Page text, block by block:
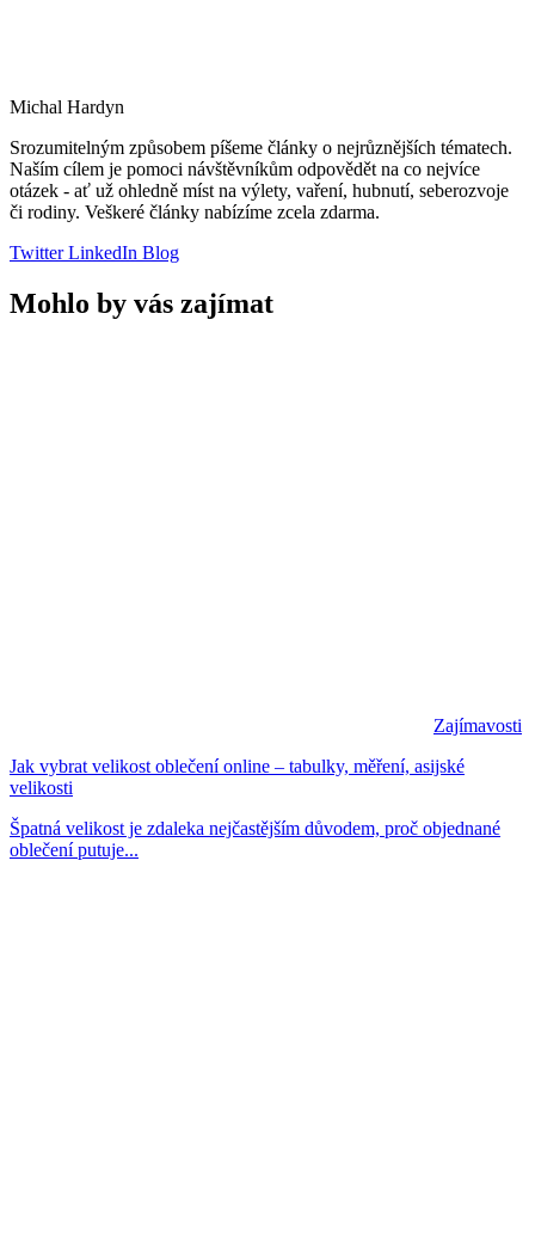
Michal Hardyn
Srozumitelným způsobem píšeme články o nejrůznějších tématech.
Naším cílem je pomoci návštěvníkům odpovědět na co nejvíce
otázek - ať už ohledně míst na výlety, vaření, hubnutí, seberozvoje
či rodiny. Veškeré články nabízíme zcela zdarma.
TwitterLinkedIn Blog
Mohlo by vás zajímat
Zajímavosti
Jak vybrat velikost oblečení online – tabulky, měření, asijské
velikosti
Špatná velikost je zdaleka nejčastějším důvodem, proč objednané
oblečení putuje...